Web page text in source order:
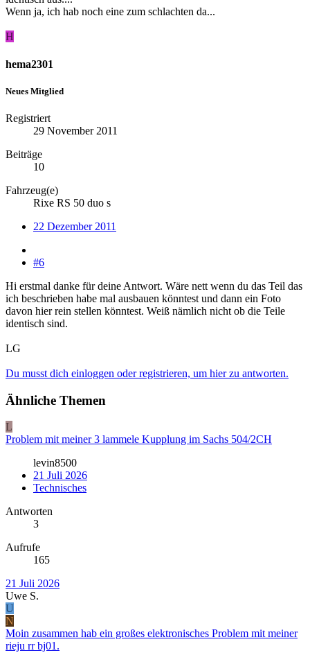
Wenn ja, ich hab noch eine zum schlachten da...
H
hema2301
Neues Mitglied
Registriert
29 November 2011
Beiträge
10
Fahrzeug(e)
Rixe RS 50 duo s
22 Dezember 2011
#6
Hi erstmal danke für deine Antwort. Wäre nett wenn du das Teil das
ich beschrieben habe mal ausbauen könntest und dann ein Foto
davon hier rein stellen könntest. Weiß nämlich nicht ob die Teile
identisch sind.
LG
Du musst dich einloggen oder registrieren, um hier zu antworten.
Ähnliche Themen
L
Problem mit meiner 3 lammele Kupplung im Sachs 504/2CH
levin8500
21 Juli 2026
Technisches
Antworten
3
Aufrufe
165
21 Juli 2026
Uwe S.
U
N
Moin zusammen hab ein großes elektronisches Problem mit meiner
rieju rr bj01.